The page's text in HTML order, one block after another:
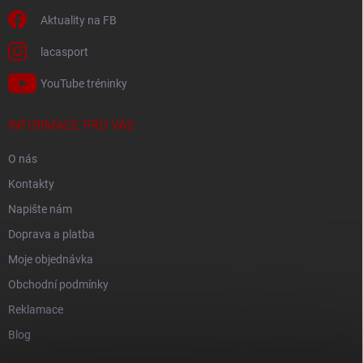
Aktuality na FB
lacasport
YouTube tréninky
INFORMACE PRO VÁS
O nás
Kontakty
Napište nám
Doprava a platba
Moje objednávka
Obchodní podmínky
Reklamace
Blog